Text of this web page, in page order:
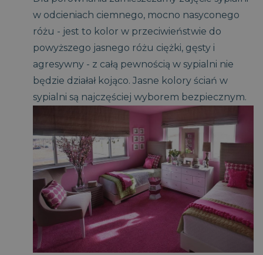
w odcieniach ciemnego, mocno nasyconego
różu - jest to kolor w przeciwieństwie do
powyższego jasnego różu ciężki, gęsty i
agresywny - z całą pewnością w sypialni nie
będzie działał kojąco. Jasne kolory ściań w
sypialni są najczęściej wyborem bezpiecznym.